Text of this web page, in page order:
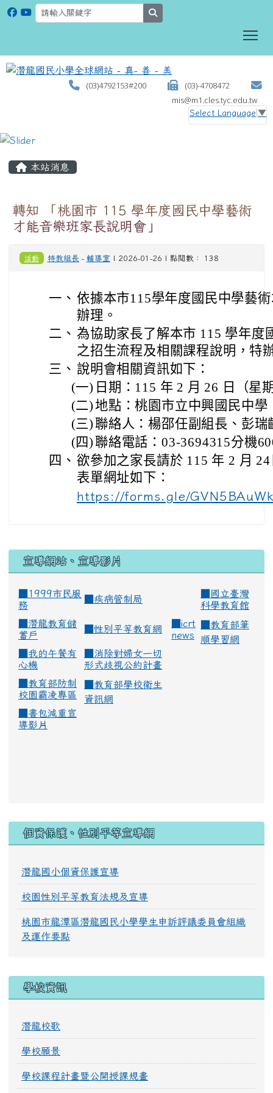
(03)4792153#200
(03)-4708472
mis@m1.cles.tyc.edu.tw
Select Language ▼
本站消息
轉知 「桃園市 115 學年度國民中學藝術
才能音樂班家長說明會」
活動 特教組長 - 輔導室 | 2026-01-26 | 點閱數： 138
一、 依據本市115學年度國民中學藝
辦理。
二、 為協助家長了解本市 115 學年度
之招生流程及相關課程說明，特
三、 說明會相關資訊如下：
(一) 日期：115 年 2 月 26 日（星
(二)地點：桃園市立中興國民中學
(三) 聯絡人：楊邵任副組長、彭瑞
(四) 聯絡電話：03-3694315分機
四、 欲參加之家長請於 115 年 2 月
表單網址如下：
https://forms.gle/
宣導網站、宣導影片
■1999市民服
務
疾病管制局
國立臺灣
科學教育館
潛龍教育儲
蓄戶
性別平等教育網
icrt
news
教育部筆
順學習網
我的午餐有
心機
消除對婦女一切
形式歧視公約計畫
教育部防制
校園霸凌專區
教育部學校衛生
資訊網
書包減重宣
導影片
個資保護、性別平等宣導網
潛龍國小個資保護宣導
校園性別平等教育法規及宣導
桃園市龍潭區潛龍國民小學學生申訴評議委員會組織
及運作要點
學校資訊
潛龍校歌
學校願景
學校課程計畫暨公開授課規畫